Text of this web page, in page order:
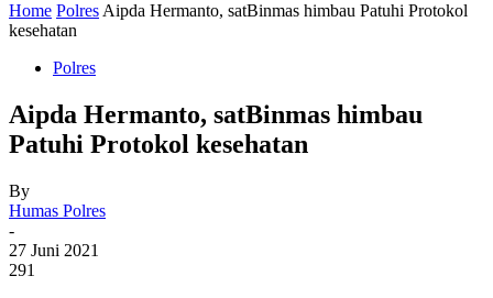
Home Polres Aipda Hermanto, satBinmas himbau Patuhi Protokol
kesehatan
Polres
Aipda Hermanto, satBinmas himbau
Patuhi Protokol kesehatan
By
Humas Polres
-
27 Juni 2021
291